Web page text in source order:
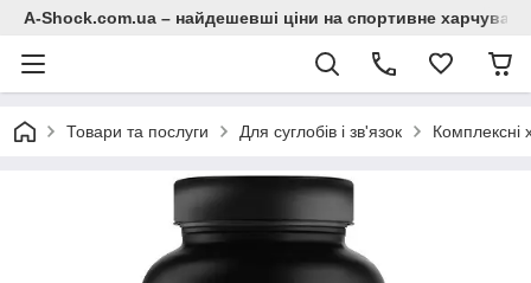
A-Shock.com.ua – найдешевші ціни на спортивне
Товари та послуги Для суглобів і зв'язок Комплексні